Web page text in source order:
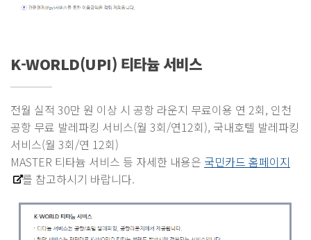
K-WORLD(UPI) 티타늄 서비스
전월 실적 30만 원 이상 시 공항 라운지 무료이용 연 2회, 인천
공항 무료 발레파킹 서비스(월 3회/연12회), 국내호텔 발레파킹
서비스(월 3회/연 12회)
MASTER 티타늄 서비스 등 자세한 내용은 국민카드 홈페이지
를 참고하시기 바랍니다.